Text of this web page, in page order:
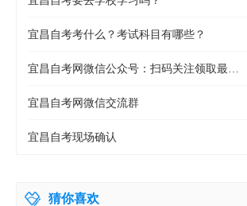
宜昌自考考什么？考试科目有哪些？
宜昌自考网微信公众号：扫码关注领取最新
宜昌自考网微信交流群
宜昌自考现场确认
猜你喜欢